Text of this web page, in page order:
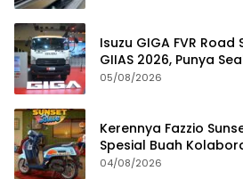
Isuzu GIGA FVR
GIIAS 2026, Punya
05/08/2026
Kerennya Fazzio
Spesial Buah
04/08/2026